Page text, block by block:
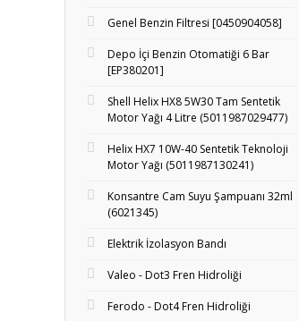
Genel Benzin Filtresi [0450904058]
Depo İçi Benzin Otomatiği 6 Bar
[EP380201]
Shell Helix HX8 5W30 Tam Sentetik
Motor Yağı 4 Litre (5011987029477)
Helix HX7 10W-40 Sentetik Teknoloji
Motor Yağı (5011987130241)
Konsantre Cam Suyu Şampuanı 32ml
(6021345)
Elektrik İzolasyon Bandı
Valeo - Dot3 Fren Hidroliği
Ferodo - Dot4 Fren Hidroliği